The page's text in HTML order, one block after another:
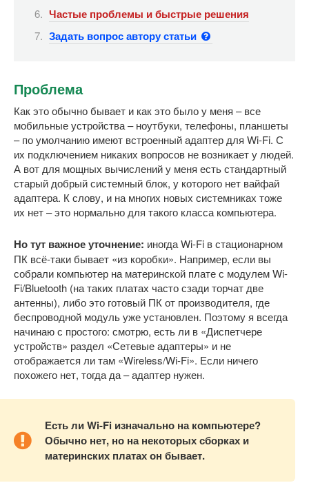
Частые проблемы и быстрые решения
Задать вопрос автору статьи
Проблема
Как это обычно бывает и как это было у меня – все
мобильные устройства – ноутбуки, телефоны, планшеты
– по умолчанию имеют встроенный адаптер для Wi-Fi. С
их подключением никаких вопросов не возникает у людей.
А вот для мощных вычислений у меня есть стандартный
старый добрый системный блок, у которого нет вайфай
адаптера. К слову, и на многих новых системниках тоже
их нет – это нормально для такого класса компьютера.
Но тут важное уточнение: иногда Wi-Fi в стационарном
ПК всё-таки бывает «из коробки». Например, если вы
собрали компьютер на материнской плате с модулем Wi-
Fi/Bluetooth (на таких платах часто сзади торчат две
антенны), либо это готовый ПК от производителя, где
беспроводной модуль уже установлен. Поэтому я всегда
начинаю с простого: смотрю, есть ли в «Диспетчере
устройств» раздел «Сетевые адаптеры» и не
отображается ли там «Wireless/Wi-Fi». Если ничего
похожего нет, тогда да – адаптер нужен.
Есть лиWi-Fi изначально на компьютере?
Обычно нет, но на некоторых сборках и
материнских платах он бывает.